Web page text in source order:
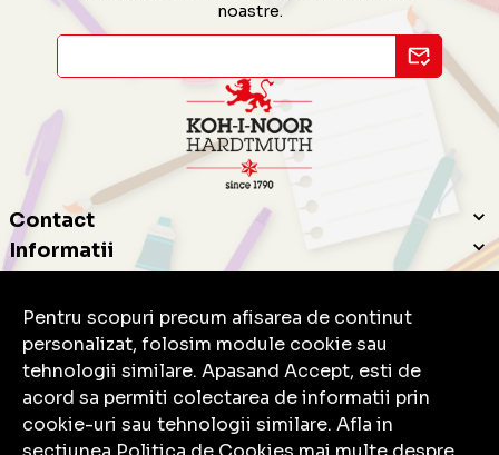
Contact
Informatii
noastre.
© Copyright 2026 Koh-I-Noor.Toate drepturile rezervate.
Pentru scopuri precum afisarea de continut
personalizat, folosim module cookie sau
tehnologii similare. Apasand Accept, esti de
acord sa permiti colectarea de informatii prin
cookie-uri sau tehnologii similare. Afla in